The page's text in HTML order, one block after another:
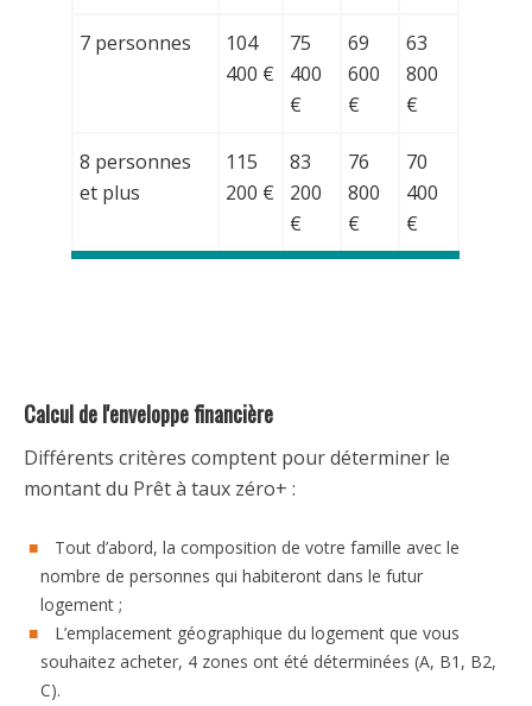
7 personnes
104
400 €
75
400
€
69
600
€
63
800
€
8 personnes
et plus
115
200 €
83
200
€
76
800
€
70
400
€
Calcul de l'enveloppe financière
Différents critères comptent pour déterminer le
montant du Prêt à taux zéro+ :
Tout d’abord, la composition de votre famille avec le
nombre de personnes qui habiteront dans le futur
logement ;
L’emplacement géographique du logement que vous
souhaitez acheter, 4 zones ont été déterminées (A, B1, B2,
C).